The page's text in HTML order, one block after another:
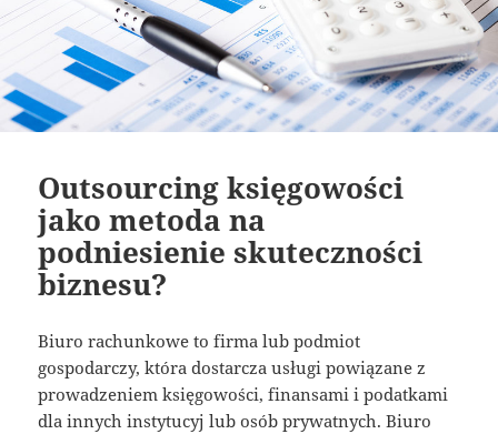
Outsourcing księgowości
jako metoda na
podniesienie skuteczności
biznesu?
Biuro rachunkowe to firma lub podmiot
gospodarczy, która dostarcza usługi powiązane z
prowadzeniem księgowości, finansami i podatkami
dla innych instytucyj lub osób prywatnych. Biuro